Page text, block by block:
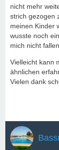
nicht mehr
strich gezogen
meinen Kinder
wusste noch
mich nicht
Vielleicht kann
ähnlichen
Vielen dank